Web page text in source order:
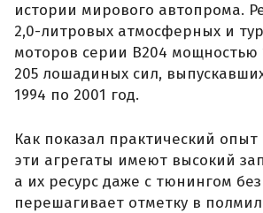
истории мирового автопрома.
2,0-литровых атмосферных и
моторов серии B204 мощностью
205 лошадиных сил,
1994 по 2001 год.
Как показал практический опыт
эти агрегаты имеют высокий
а их ресурс даже с тюнингом
перешагивает отметку в